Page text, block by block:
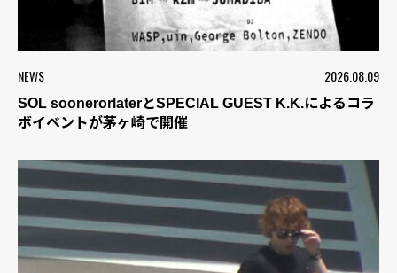
NEWS 2026.08.09
SOL soonerorlaterとSPECIAL GUEST K.K.によるコラ
ボイベントが茅ヶ崎で開催